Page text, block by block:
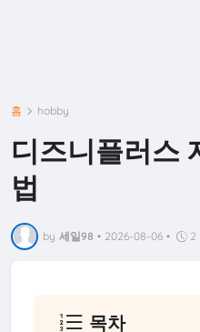
홈 hobby
디즈니플러스
법
by 세일98 • 2026-08-06 • 2
목차